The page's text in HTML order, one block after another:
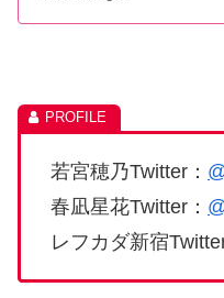
若宮穂乃Twitter：
春凪星花Twitter：
レフカダ新宿Twitter